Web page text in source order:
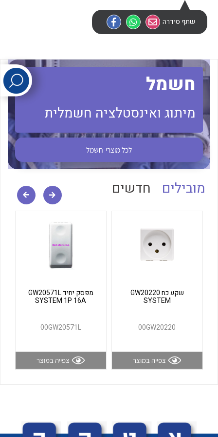
לכל מוצרי היצרן
לכל מוצרי היצרן לכל מוצרי היצרן
שתף סידרה
חשמל
מיתוג ואינסטלציה חשמלית
לכל מוצרי חשמל
מובילים חדשים
שקע כח GW20220
SYSTEM
00GW20220
צפייה במוצר
מפסק יחיד GW20571L
SYSTEM 1P 16A
00GW20571L
צפייה במוצר